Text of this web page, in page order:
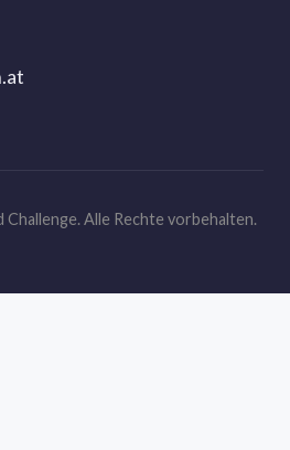
Alle Rechte vorbehalten.